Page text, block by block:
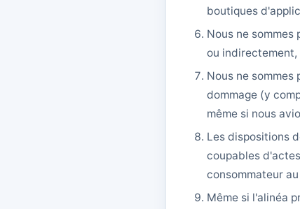
boutiques
Nous ne
ou
Nous ne
dommage (y
même si nous
Les dispositions
coupables
consommateur
Même si l'alinéa